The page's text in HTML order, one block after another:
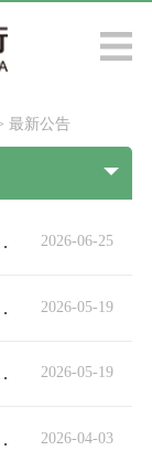
最新公告
2026-06-25
共和国金融许可证》的公告
2026-05-19
民共和国金融许可证》的公告
2026-05-19
共和国金融许可证》的公告
2026-04-03
金融许可证》的公告